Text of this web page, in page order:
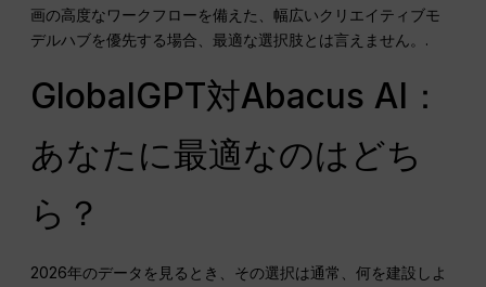
画の高度なワークフローを備えた、幅広いクリエイティブモ
デルハブを優先する場合、最適な選択肢とは言えません。.
GlobalGPT対Abacus AI：
あなたに最適なのはどち
ら？
2026年のデータを見るとき、その選択は通常、何を建設しよ